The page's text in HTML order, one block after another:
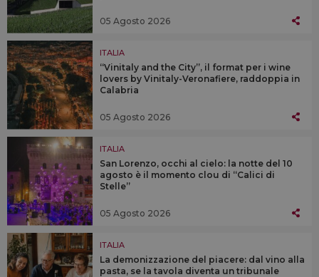
05 Agosto 2026
ITALIA
“Vinitaly and the City”, il format per i wine
lovers by Vinitaly-Veronafiere, raddoppia in
Calabria
05 Agosto 2026
ITALIA
San Lorenzo, occhi al cielo: la notte del 10
agosto è il momento clou di “Calici di
Stelle”
05 Agosto 2026
ITALIA
La demonizzazione del piacere: dal vino alla
pasta, se la tavola diventa un tribunale